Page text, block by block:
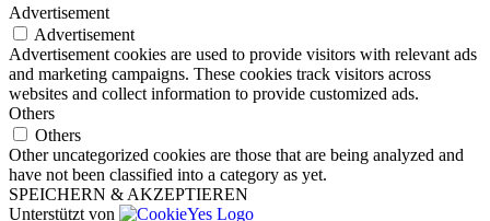
Advertisement
Advertisement
Advertisement cookies are used to provide visitors with relevant ads
and marketing campaigns. These cookies track visitors across
websites and collect information to provide customized ads.
Others
Others
Other uncategorized cookies are those that are being analyzed and
have not been classified into a category as yet.
SPEICHERN & AKZEPTIEREN
Unterstützt von